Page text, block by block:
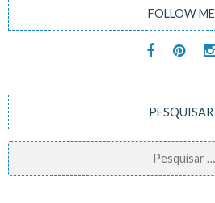
FOLLOW ME
PESQUISAR
Pesquisar
por: